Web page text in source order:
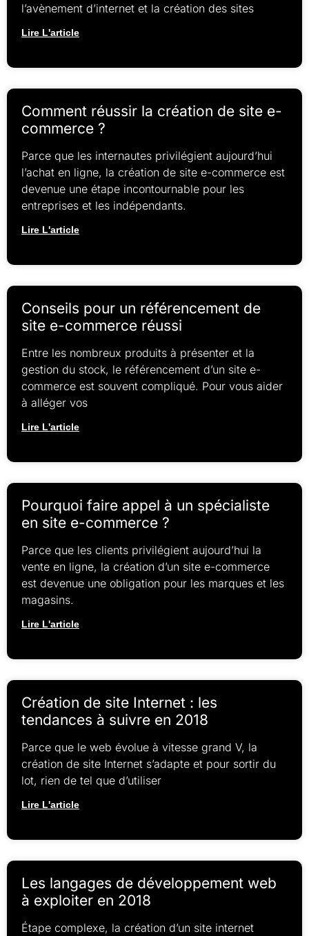
l’avènement d’internet et la création des sites
Lire L'article
Comment réussir la création de site e-
commerce ?
Parce que les internautes privilégient aujourd’hui
l’achat en ligne, la création de site e-commerce est
devenue une étape incontournable pour les
entreprises et les indépendants.
Lire L'article
Conseils pour un référencement de
site e-commerce réussi
Entre les nombreux produits à présenter et la
gestion du stock, le référencement d’un site e-
commerce est souvent compliqué. Pour vous aider
à alléger vos
Lire L'article
Pourquoi faire appel à un spécialiste
en site e-commerce ?
Parce que les clients privilégient aujourd’hui la
vente en ligne, la création d’un site e-commerce
est devenue une obligation pour les marques et les
magasins.
Lire L'article
Création de site Internet : les
tendances à suivre en 2018
Parce que le web évolue à vitesse grand V, la
création de site Internet s’adapte et pour sortir du
lot, rien de tel que d’utiliser
Lire L'article
Les langages de développement web
à exploiter en 2018
Étape complexe, la création d’un site internet